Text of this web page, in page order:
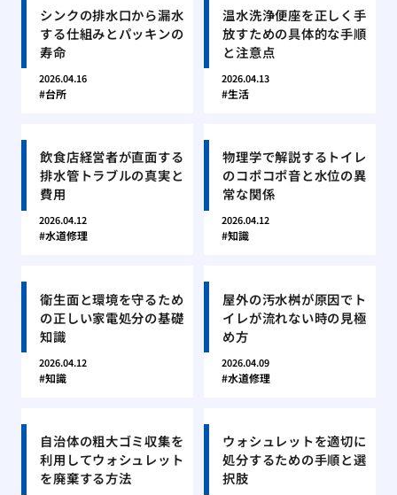
シンクの排水口から漏水
する仕組みとパッキンの
寿命
2026.04.16
台所
温水洗浄便座を正しく手
放すための具体的な手順
と注意点
2026.04.13
生活
飲食店経営者が直面する
排水管トラブルの真実と
費用
2026.04.12
水道修理
物理学で解説するトイレ
のコポコポ音と水位の異
常な関係
2026.04.12
知識
衛生面と環境を守るため
の正しい家電処分の基礎
知識
2026.04.12
知識
屋外の汚水桝が原因でト
イレが流れない時の見極
め方
2026.04.09
水道修理
自治体の粗大ゴミ収集を
利用してウォシュレット
を廃棄する方法
ウォシュレットを適切に
処分するための手順と選
択肢